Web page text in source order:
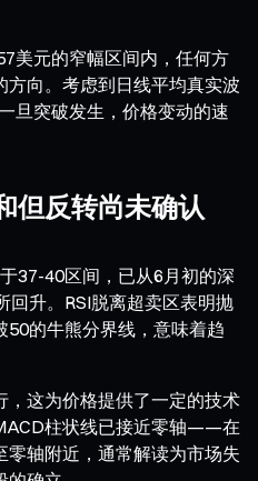
美元的窄幅区间内，任何方
向。考虑到日线平均真实波
旦突破发生，价格变动的速
但反转尚未确认
37-40区间，已从6月初的深
回升。RSI脱离超卖区表明抛
的牛熊分界线，意味着趋
这为价格提供了一定的技术
柱状线已接近零轴——在
轴附近，通常解读为市场失